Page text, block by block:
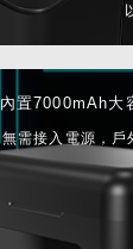
內置7000mAh大
無需接入電源，戶